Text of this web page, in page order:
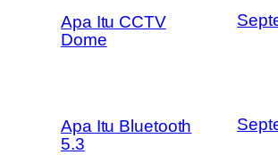
Apa Itu CCTV
Dome
Apa Itu Bluetooth
5.3